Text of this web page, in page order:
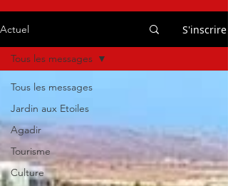
Actuel S'inscrire
Tous les messages
Jardin aux Etoiles
Agadir
Tourisme
Culture
Tous les messages